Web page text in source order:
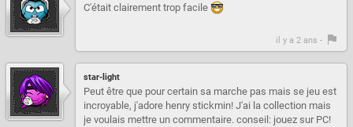
C'était clairement trop facile
il y a 2 ans -
star-light
Peut être que pour certain sa marche pas mais se jeu est
incroyable, j'adore henry stickmin! J'ai la collection mais
je voulais mettre un commentaire. conseil: jouez sur PC!